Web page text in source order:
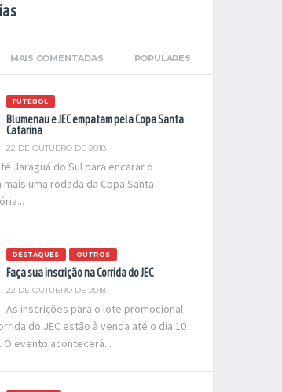
MAIS COMENTADAS POPULARES
FUTEBOL
Blumenau e JEC empatam pela Copa Santa
Catarina
22 DE OUTUBRO DE 2018
Jaraguá do Sul para encarar o
mais uma rodada da Copa Santa
DESTAQUES OUTROS
Faça sua inscrição na Corrida do JEC
22 DE OUTUBRO DE 2018
As inscrições para o lote promocional
do JEC estão à venda até o dia 10
O evento acontecerá...